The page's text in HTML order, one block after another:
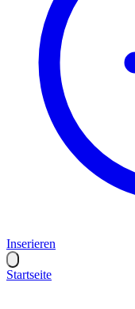
Inserieren
Startseite